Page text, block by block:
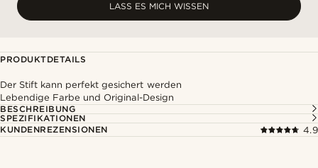
LASS ES MICH WISSEN
PRODUKTDETAILS
Der Stift kann perfekt gesichert werden
Lebendige Farbe und Original-Design
BESCHREIBUNG
SPEZIFIKATIONEN
KUNDENREZENSIONEN
4.9